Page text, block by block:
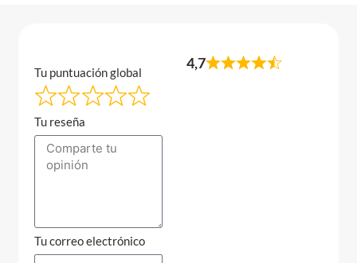
Tu puntuación global
Tu reseña
Tu correo electrónico
4,7